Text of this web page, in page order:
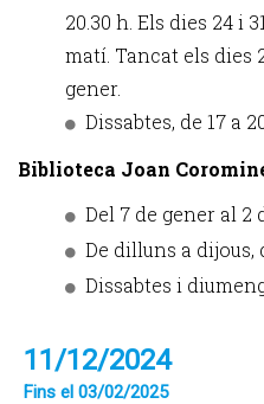
20.30 h. Els dies 24 i
matí. Tancat els dies
gener.
Dissabtes, de 17 a
Biblioteca Joan
Del 7 de gener al 2
De dilluns a dijous,
Dissabtes i
11/12/2024
Fins el 03/02/2025